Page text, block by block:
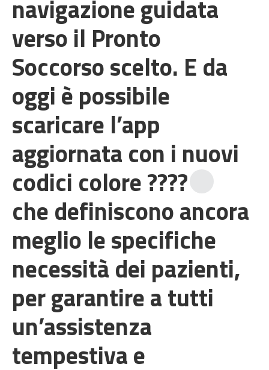
navigazione guidata
verso il Pronto
Soccorso scelto. E da
oggi è possibile
scaricare l’app
aggiornata con i nuovi
codici colore ????
che definiscono ancora
meglio le specifiche
necessità dei pazienti,
per garantire a tutti
un’assistenza
tempestiva e